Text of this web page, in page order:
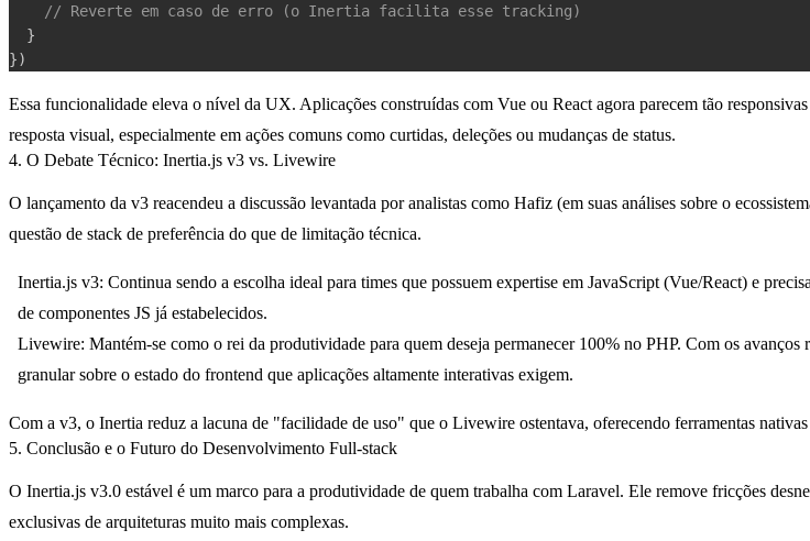
// Reverte em caso de erro (o Inertia facilita esse tracking)
}
})
Essa funcionalidade eleva o nível da UX. Aplicações construídas com Vue ou React agora parecem tão
resposta visual, especialmente em ações comuns como curtidas, deleções ou mudanças de status.
4. O Debate Técnico: Inertia.js v3 vs. Livewire
O lançamento da v3 reacendeu a discussão levantada por analistas como Hafiz (em suas análises sobre o
questão de stack de preferência do que de limitação técnica.
Inertia.js v3: Continua sendo a escolha ideal para times que possuem expertise em JavaScript (Vue/React) e
de componentes JS já estabelecidos.
Livewire: Mantém-se como o rei da produtividade para quem deseja permanecer 100% no PHP. Com os
granular sobre o estado do frontend que aplicações altamente interativas exigem.
Com a v3, o Inertia reduz a lacuna de "facilidade de uso" que o Livewire ostentava, oferecendo ferramentas
5. Conclusão e o Futuro do Desenvolvimento Full-stack
O Inertia.js v3.0 estável é um marco para a produtividade de quem trabalha com Laravel. Ele remove fricções
exclusivas de arquiteturas muito mais complexas.